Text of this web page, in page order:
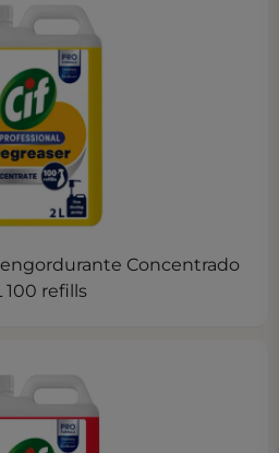
Concentrado
100 refills